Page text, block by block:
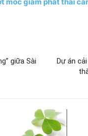
giữa Sài
Dự án